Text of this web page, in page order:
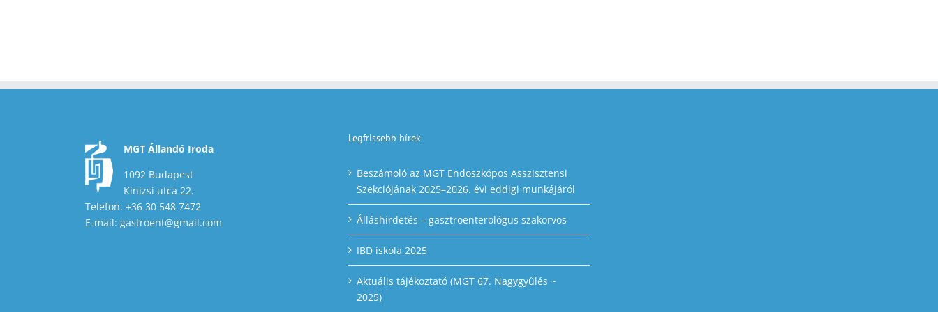
MGT Állandó Iroda
1092 Budapest
Kinizsi utca 22.
Telefon: +36 30 548 7472
E-mail: gastroent@gmail.com
Legfrissebb hírek
Beszámoló az MGT Endoszkópos Asszisztensi
Szekciójának 2025–2026. évi eddigi munkájáról
Álláshirdetés – gasztroenterológus szakorvos
IBD iskola 2025
Aktuális tájékoztató (MGT 67. Nagygyűlés ~
2025)